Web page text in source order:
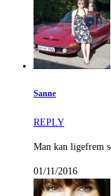
Sanne
REPLY
Man kan ligefrem
01/11/2016